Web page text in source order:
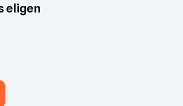
eligen